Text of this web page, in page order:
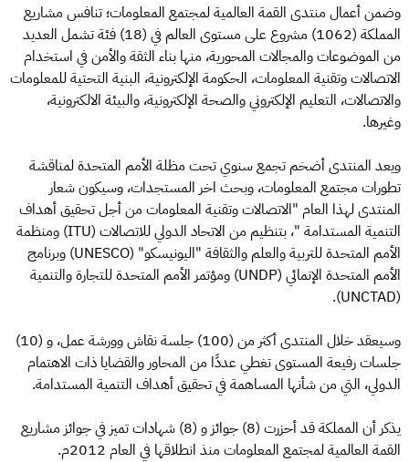
وضمن أعمال منتدى القمة العالمية لمجتمع المعلومات؛ تنافس مشاريع
المملكة (1062) مشروع على مستوى العالم في (18) فئة تشمل العديد
من الموضوعات والمجالات المحورية، منها بناء الثقة والأمن في استخدام
الاتصالات وتقنية المعلومات، الحكومة الإلكترونية، البنية التحتية للمعلومات
والاتصالات، التعليم الإلكتروني والصحة الإلكترونية، والبيئة الالكترونية،
وغيرها.
ويعد المنتدى أضخم تجمع سنوي تحت مظلة الأمم المتحدة لمناقشة
تطورات مجتمع المعلومات، وبحث اخر المستجدات، وسيكون شعار
المنتدى لهذا العام "الاتصالات وتقنية المعلومات من أجل تحقيق أهداف
التنمية المستدامة "، بتنظيم من الاتحاد الدولي للاتصالات (ITU) ومنظمة
الأمم المتحدة للتربية والعلم والثقافة "اليونيسكو" (UNESCO) وبرنامج
الأمم المتحدة الإنمائي (UNDP) ومؤتمر الأمم المتحدة للتجارة والتنمية
(UNCTAD).
وسيعقد خلال المنتدى أكثر من (100) جلسة نقاش وورشة عمل، و (10)
جلسات رفيعة المستوى تغطي عددًا من المحاور والقضايا ذات الاهتمام
الدولي، التي من شأنها المساهمة في تحقيق أهداف التنمية المستدامة.
يذكر أن المملكة قد أحزرت (8) جوائز و (8) شهادات تميز في جوائز مشاريع
القمة العالمية لمجتمع المعلومات منذ انطلاقها في العام 2012م.